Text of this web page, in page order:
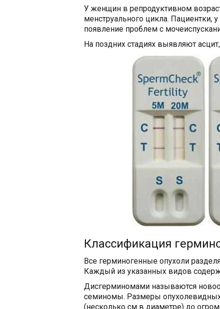
У женщин в репродуктивном
менструального цикла. Пациентки,
появление проблем с
На поздних стадиях выявляют
Классификация
Все герминогенные опухоли
Каждый из указанных видов
Дисгерминомами называются
семиномы. Размеры
(несколько см в диаметре) до